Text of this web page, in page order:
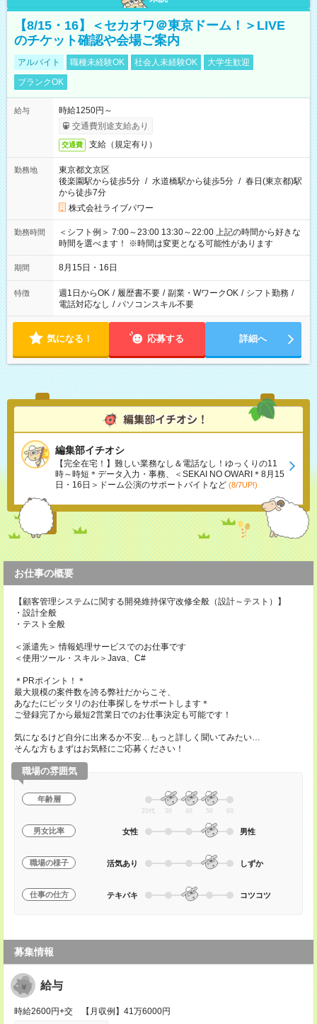
【8/15・16】＜セカオワ＠東京ドーム！＞LIVE
のチケット確認や会場ご案内
アルバイト 職種未経験OK 社会人未経験OK
大学生歓迎
ブランクOK
給与
時給1250円～
交通費別途支給あり
交通費 支給（規定有り）
勤務地
東京都文京区
後楽園駅から徒歩5分 / 水道橋駅から徒歩5分 / 春日(東京都)駅
から徒歩7分
株式会社ライブパワー
勤務時間
＜シフト例＞ 7:00～23:00 13:30～22:00 上記の時間から好きな
時間を選べます！ ※時間は変更となる可能性があります
期間 8月15日・16日
特徴 週1日からOK / 履歴書不要 / 副業・WワークOK / シフト勤務 /
電話対応なし / パソコンスキル不要
気になる！ 応募する 詳細へ
編集部イチオシ
【完全在宅！】難しい業務なし＆電話なし！ゆっくりの11
時～時短＊データ入力・事務、＜SEKAI NO OWARI＊8月15
日・16日＞ドーム公演のサポートバイトなど (8/7UP!)
お仕事の概要
【顧客管理システムに関する開発維持保守改修全般（設計～テスト）】
・設計全般
・テスト全般
＜派遣先＞ 情報処理サービスでのお仕事です
＜使用ツール・スキル＞Java、C#
＊PRポイント！＊
最大規模の案件数を誇る弊社だからこそ、
あなたにピッタリのお仕事探しをサポートします＊
ご登録完了から最短2営業日でのお仕事決定も可能です！
気になるけど自分に出来るか不安…もっと詳しく聞いてみたい…
そんな方もまずはお気軽にご応募ください！
職場の雰囲気
年齢層
20代 30 40 50 60
男女比率 女性 男性
職場の様子 活気あり しずか
仕事の仕方 テキパキ コツコツ
募集情報
給与
時給2600円+交 【月収例】41万6000円